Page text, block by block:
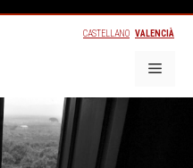
CASTELLANO VALENCIÀ